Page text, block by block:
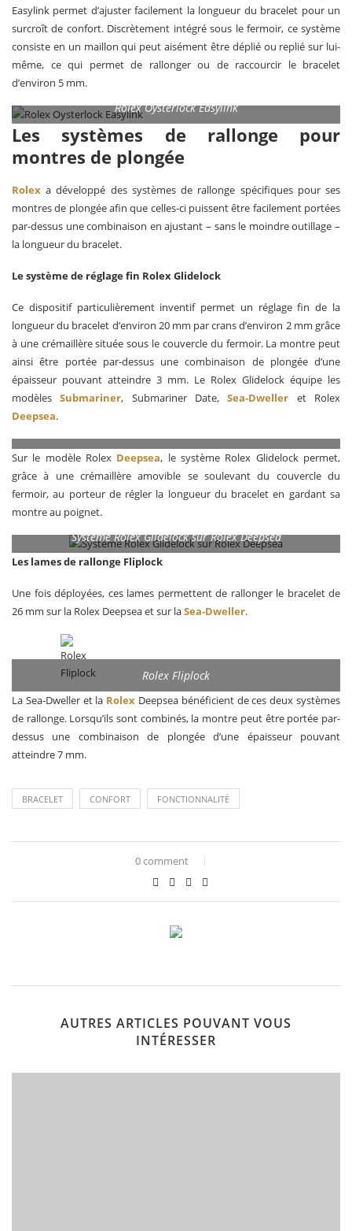
Easylink permet d’ajuster facilement la longueur du bracelet pour un
surcroît de confort. Discrètement intégré sous le fermoir, ce système
consiste en un maillon qui peut aisément être déplié ou replié sur lui-
même, ce qui permet de rallonger ou de raccourcir le bracelet
d’environ 5 mm.
Rolex Oysterlock Easylink
Les systèmes de rallonge pour
montres de plongée
Rolexa développé des systèmes de rallonge spécifiques pour ses
montres de plongée afin que celles-ci puissent être facilement portées
par-dessus une combinaison en ajustant – sans le moindre outillage –
la longueur du bracelet.
Le système de réglage fin Rolex Glidelock
Ce dispositif particulièrement inventif permet un réglage fin de la
longueur du bracelet d’environ 20 mm par crans d’environ 2 mm grâce
à une crémaillère située sous le couvercle du fermoir. La montre peut
ainsi être portée par-dessus une combinaison de plongée d’une
épaisseur pouvant atteindre 3 mm. Le Rolex Glidelock équipe les
modèlesSubmariner, Submariner Date,Sea-Dweller et Rolex
Deepsea.
Sur le modèle Rolex Deepsea, le système Rolex Glidelock permet,
grâce à une crémaillère amovible se soulevant du couvercle du
fermoir, au porteur de régler la longueur du bracelet en gardant sa
montre au poignet.
Système Rolex Glidelock sur Rolex Deepsea
Les lames de rallonge Fliplock
Une fois déployées, ces lames permettent de rallonger le bracelet de
26 mm sur la Rolex Deepsea et sur laSea-Dweller.
Rolex Fliplock
La Sea-Dweller et la Rolex Deepsea bénéficient de ces deux systèmes
de rallonge. Lorsqu’ils sont combinés, la montre peut être portée par-
dessus une combinaison de plongée d’une épaisseur pouvant
atteindre 7 mm.
BRACELET CONFORT FONCTIONNALITÉ
0 comment
AUTRES ARTICLES POUVANT VOUS
INTÉRESSER